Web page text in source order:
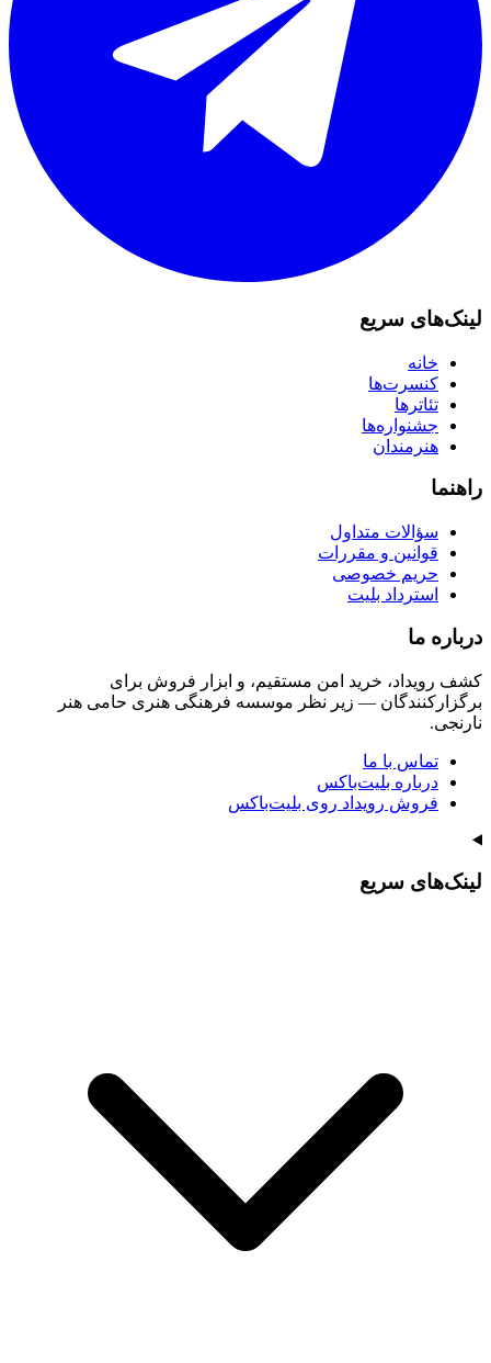
لینک‌های سریع
خانه
کنسرت‌ها
تئاترها
جشنواره‌ها
هنرمندان
راهنما
سؤالات متداول
قوانین و مقررات
حریم خصوصی
استرداد بلیت
درباره ما
کشف رویداد، خرید امن مستقیم، و ابزار فروش برای
برگزارکنندگان — زیر نظر موسسه فرهنگی هنری حامی هنر
نارنجی.
تماس با ما
درباره بلیت‌باکس
فروش رویداد روی بلیت‌باکس
لینک‌های سریع